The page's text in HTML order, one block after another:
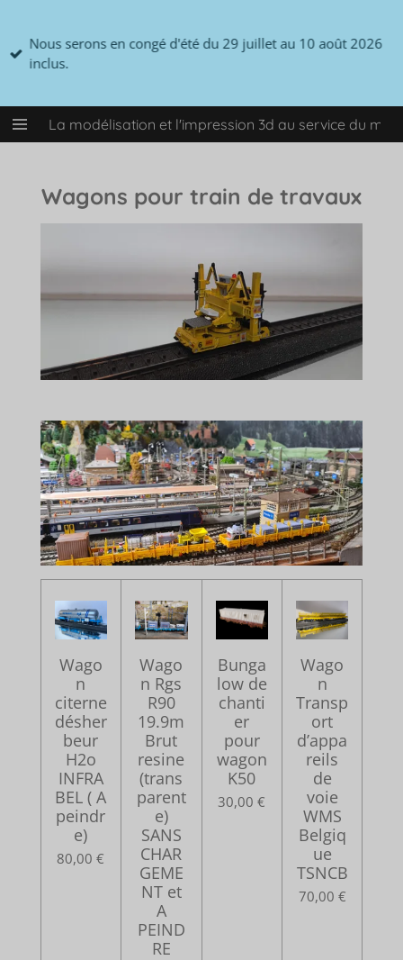
contenu
La modélisation et l'impression 3d au service du
Nous serons en congé d'été du 29 juillet au 10 août 2026
inclus.
Wagons pour train de travaux
Wago
n
citerne
désher
beur
H2o
INFRA
BEL ( A
peindr
e)
80,00 €
Wago
n Rgs
R90
19.9m
Brut
resine
(trans
parent
e)
SANS
CHAR
GEME
NT et
A
PEIND
RE
Bunga
low de
chanti
er
pour
wagon
K50
30,00 €
Wago
n
Transp
ort
d’appa
reils
de
voie
WMS
Belgiq
ue
TSNCB
70,00 €